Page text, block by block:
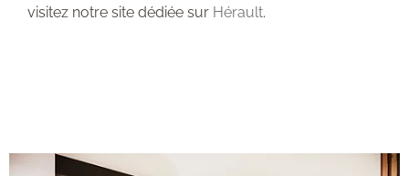
visitez notre site dédiée sur Hérault.